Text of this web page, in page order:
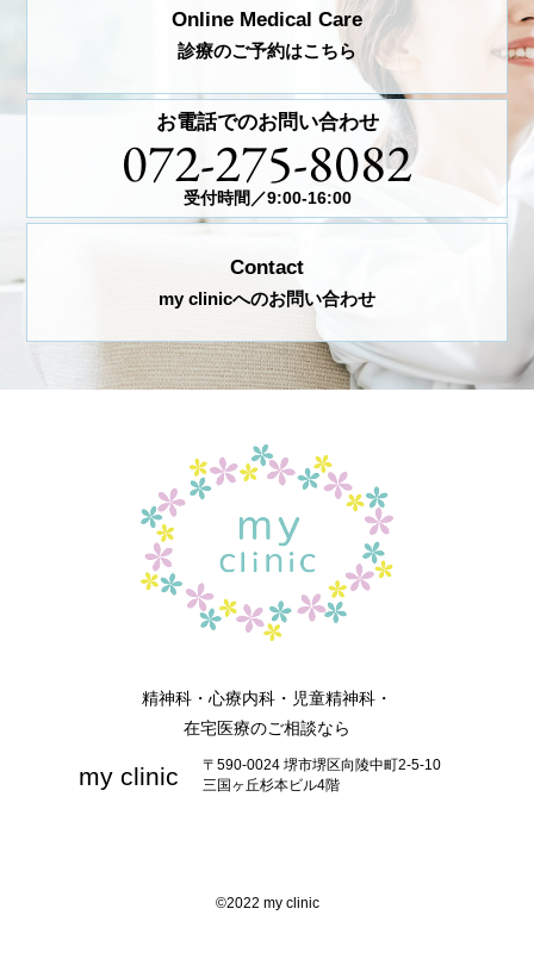
Online Medical Care
診療のご予約はこちら
お電話でのお問い合わせ
072-275-8082
受付時間／9:00-16:00
Contact
my clinicへのお問い合わせ
精神科・心療内科・児童精神科・
在宅医療のご相談なら
my clinic
〒590-0024 堺市堺区向陵中町2-5-10
三国ヶ丘杉本ビル4階
©2022 my clinic